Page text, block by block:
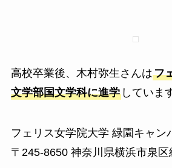
高校卒業後、木村弥生さんはフ
文学部国文学科に進学していま
フェリス女学院大学 緑園キャン
〒245-8650 神奈川県横浜市泉区